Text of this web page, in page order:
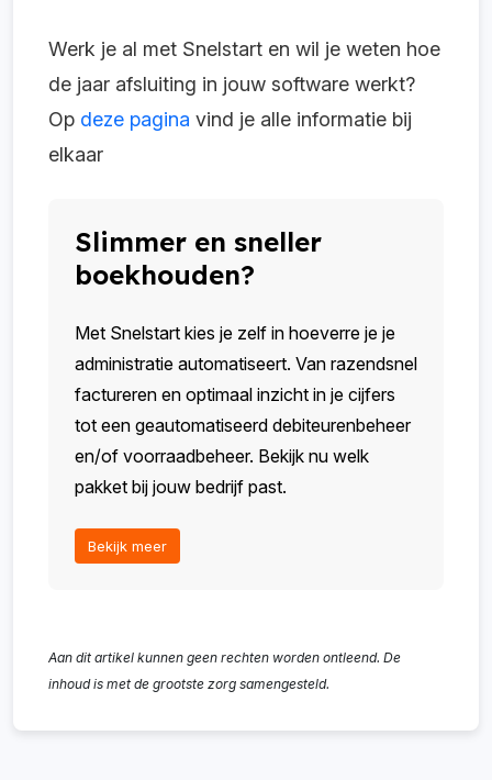
Werk je al met Snelstart en wil je weten hoe
de jaar afsluiting in jouw software werkt?
Op deze pagina vind je alle informatie bij
elkaar
Slimmer en sneller
boekhouden?
Met Snelstart kies je zelf in hoeverre je je
administratie automatiseert. Van razendsnel
factureren en optimaal inzicht in je cijfers
tot een geautomatiseerd debiteurenbeheer
en/of voorraadbeheer. Bekijk nu welk
pakket bij jouw bedrijf past.
Bekijk meer
Aan dit artikel kunnen geen rechten worden ontleend. De
inhoud is met de grootste zorg samengesteld.